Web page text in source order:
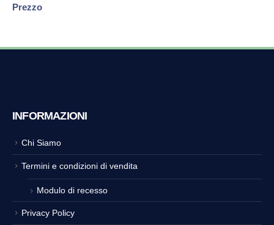
Prezzo
INFORMAZIONI
Chi Siamo
Termini e condizioni di vendita
Modulo di recesso
Privacy Policy